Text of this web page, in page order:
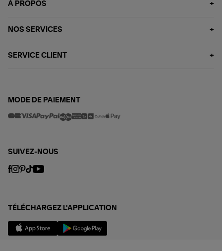
À PROPOS
NOS SERVICES
SERVICE CLIENT
MODE DE PAIEMENT
SUIVEZ-NOUS
TÉLÉCHARGEZ L'APPLICATION